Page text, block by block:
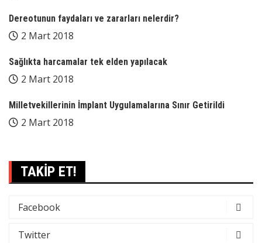
Dereotunun faydaları ve zararları nelerdir?
2 Mart 2018
Sağlıkta harcamalar tek elden yapılacak
2 Mart 2018
Milletvekillerinin İmplant Uygulamalarına Sınır Getirildi
2 Mart 2018
TAKİP ET!
Facebook
Twitter